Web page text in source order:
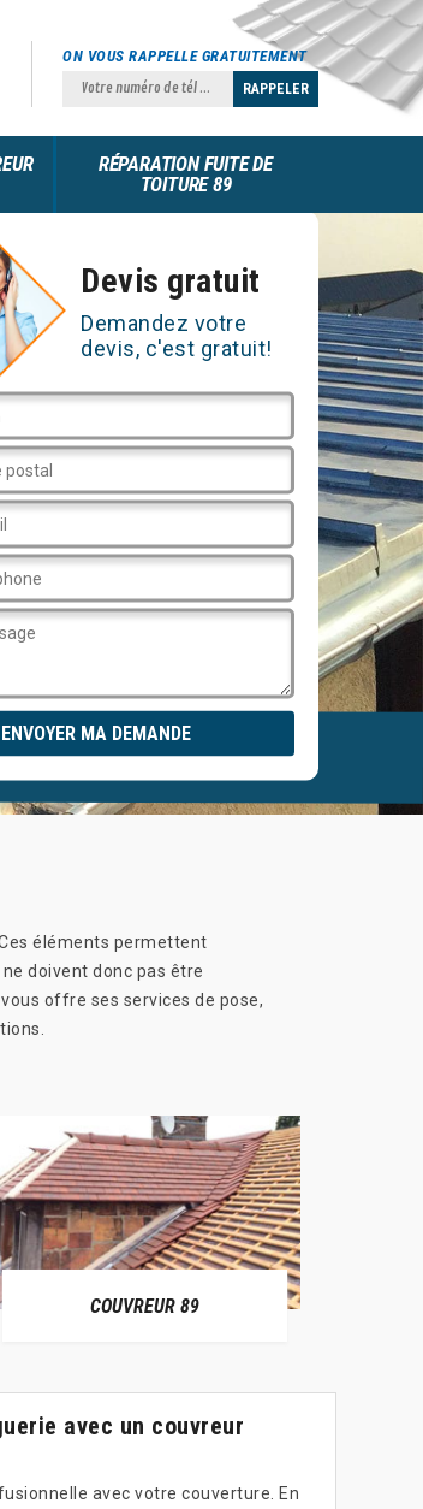
ON VOUS RAPPELLE GRATUITEMENT
RÉPARATION FUITE DE
TOITURE 89
Devis gratuit
Demandez votre
devis, c'est gratuit!
éléments permettent
doivent donc pas être
offre ses services de pose,
COUVREUR 89
avec un couvreur
avec votre couverture. En